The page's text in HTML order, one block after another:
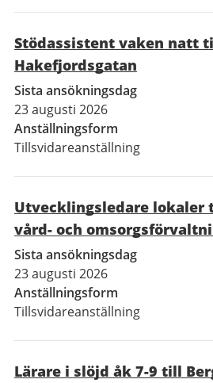
Stödassistent vaken natt
Hakefjordsgatan
Sista ansökningsdag
23 augusti 2026
Anställningsform
Tillsvidareanställning
Utvecklingsledare lokaler
vård- och
Sista ansökningsdag
23 augusti 2026
Anställningsform
Tillsvidareanställning
Lärare i slöjd åk 7-9 till